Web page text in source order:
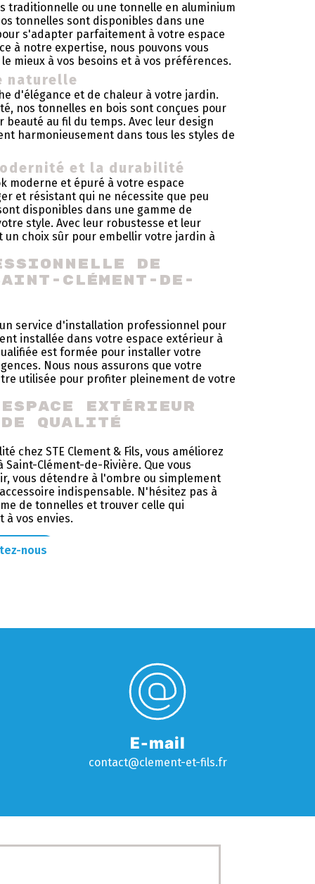
traditionnelle ou une tonnelle en aluminium
tonnelles sont disponibles dans une
s'adapter parfaitement à votre espace
à notre expertise, nous pouvons vous
mieux à vos besoins et à vos préférences.
naturelle
d'élégance et de chaleur à votre jardin.
nos tonnelles en bois sont conçues pour
au fil du temps. Avec leur design
harmonieusement dans tous les styles de
et la durabilité
moderne et épuré à votre espace
et résistant qui ne nécessite que peu
disponibles dans une gamme de
style. Avec leur robustesse et leur
un choix sûr pour embellir votre jardin à
de
Clément-de-
un service d'installation professionnel pour
installée dans votre espace extérieur à
est formée pour installer votre
Nous nous assurons que votre
utilisée pour profiter pleinement de votre
extérieur
qualité
chez STE Clement & Fils, vous améliorez
Clément-de-Rivière. Que vous
vous détendre à l'ombre ou simplement
indispensable. N'hésitez pas à
de tonnelles et trouver celle qui
vos envies.
nous
E-mail
contact@clement-et-fils.fr